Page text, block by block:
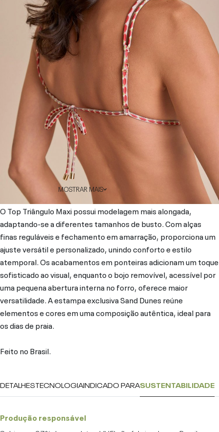
MOSTRAR MAIS
O Top Triângulo Maxi possui modelagem mais alongada,
adaptando-se a diferentes tamanhos de busto. Com alças
finas reguláveis e fechamento em amarração, proporciona um
ajuste versátil e personalizado, unindo conforto e estilo
atemporal. Os acabamentos em ponteiras adicionam um toque
sofisticado ao visual, enquanto o bojo removível, acessível por
uma pequena abertura interna no forro, oferece maior
versatilidade. A estampa exclusiva Sand Dunes reúne
elementos e cores em uma composição autêntica, ideal para
os dias de praia.
Feito no Brasil.
DETALHESTECNOLOGIAINDICADO PARASUSTENTABILIDADE
Produção responsável